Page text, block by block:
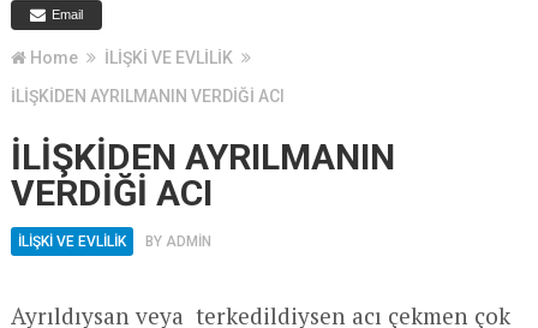
Email
Home
İLİŞKİ VE EVLİLİK
İLİŞKİDEN AYRILMANIN VERDİĞİ ACI
İLİŞKİDEN AYRILMANIN
VERDİĞİ ACI
İLİŞKİ VE EVLİLİK BY ADMIN
Ayrıldıysan veya terkedildiysen acı çekmen çok